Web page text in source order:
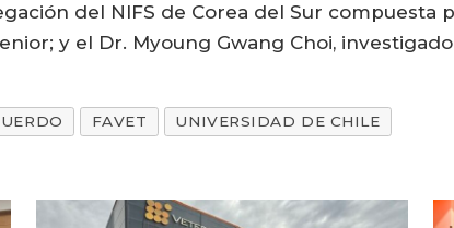
del NIFS de Corea del Sur compuesta
y el Dr. Myoung Gwang Choi,
FAVET UNIVERSIDAD DE CHILE